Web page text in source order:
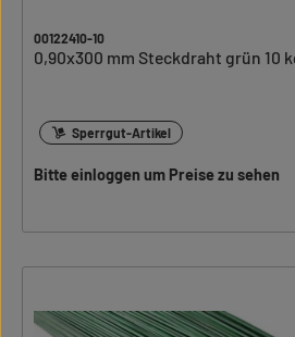
00122410-10
0,90x300 mm Steckdraht grün 10
Sperrgut-Artikel
Bitte einloggen um Preise zu sehen